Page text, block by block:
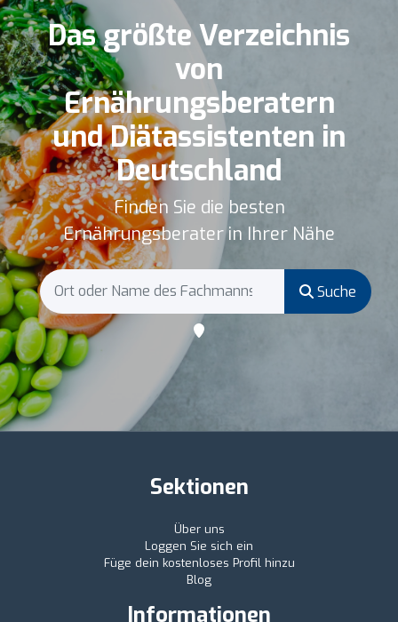
Das größte Verzeichnis
von
Ernährungsberatern
und Diätassistenten in
Deutschland
Finden Sie die besten
Ernährungsberater in Ihrer Nähe
Suche
Sektionen
Über uns
Loggen Sie sich ein
Füge dein kostenloses Profil hinzu
Blog
Informationen